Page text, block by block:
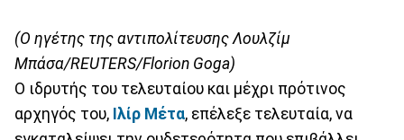
(Ο ηγέτης της αντιπολίτευσης Λουλζίμ
Μπάσα/REUTERS/Florion Goga)
Ο ιδρυτής του τελευταίου και μέχρι πρότινος
αρχηγός του, Ιλίρ Μέτα, επέλεξε τελευταία, να